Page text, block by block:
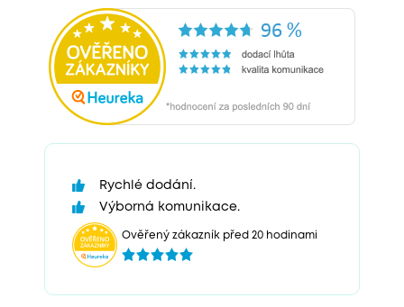
Rychlé dodání.
Výborná komunikace.
Ověřený zákazník před 20 hodinami